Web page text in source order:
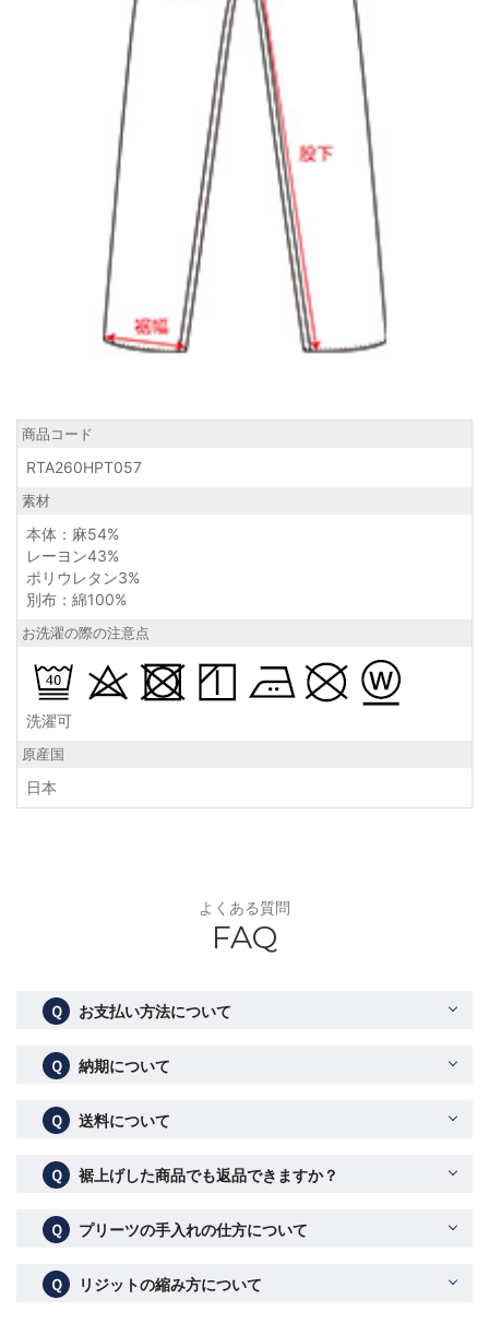
商品コード
RTA260HPT057
素材
本体：麻54%
レーヨン43%
ポリウレタン3%
別布：綿100%
お洗濯の際の注意点
洗濯可
原産国
日本
よくある質問
FAQ
Ｑ お支払い方法について
Ｑ 納期について
Ｑ 送料について
Ｑ 裾上げした商品でも返品できますか？
Ｑ プリーツの手入れの仕方について
Ｑ リジットの縮み方について